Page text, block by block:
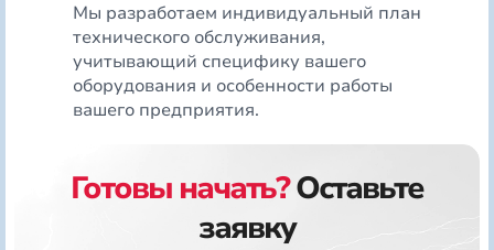
Мы разработаем индивидуальный план
технического обслуживания,
учитывающий специфику вашего
оборудования и особенности работы
вашего предприятия.
Готовы начать?Оставьте
заявку